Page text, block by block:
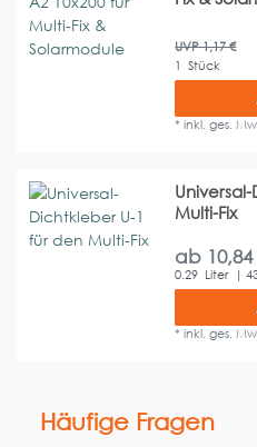
UVP 1,17 €
1 Stück
*inkl. ges.
Multi-Fix
ab 10,84
0.29 Liter |
*inkl. ges.
Häufige Fragen